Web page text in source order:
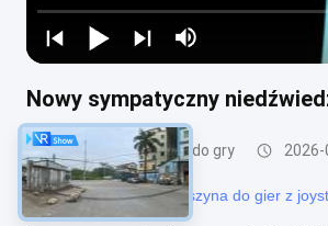
Nowy sympatyczny
Dzieciowy maszyna do gry
#Arcade Warrior #Maszyna do gier z